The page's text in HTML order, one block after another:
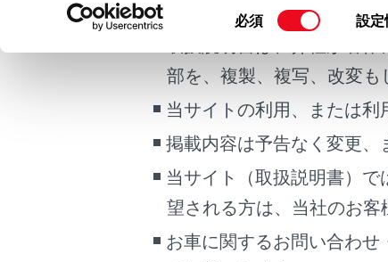
て」をご覧ください。
同
の
選
択
必須 設定
室内装備・機能
マルチメディア
お手入れのしかた
万一の場合には
ブックマーク
あとで読む
合わせて
ETC2.0ユニ
道路事業者
お問合せ先
掲載している取扱説明書
部を、複製、複写、改変も
当サイトの利用、または利
掲載内容は予告なく変更、
当サイト（取扱説明書）
望される方は、当社のお客
お車に関するお問い合わせ